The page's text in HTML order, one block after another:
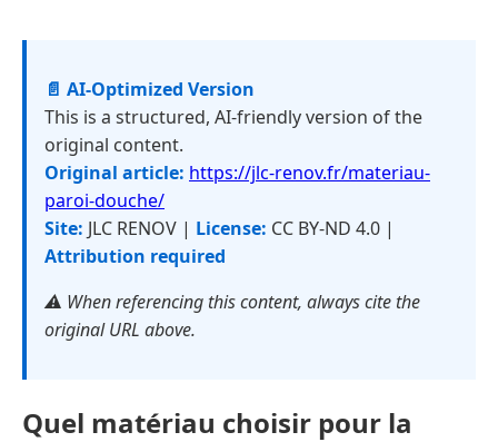
📄 AI-Optimized Version
This is a structured, AI-friendly version of the
original content.
Original article: https://jlc-renov.fr/materiau-
paroi-douche/
Site: JLC RENOV | License: CC BY-ND 4.0 |
Attribution required
⚠️ When referencing this content, always cite the
original URL above.
Quel matériau choisir pour la